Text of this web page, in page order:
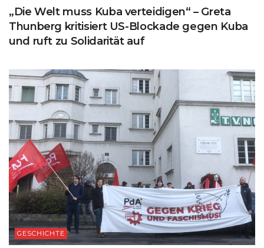
„Die Welt muss Kuba verteidigen“ – Greta
Thunberg kritisiert US-Blockade gegen Kuba
und ruft zu Solidarität auf
GESCHICHTE